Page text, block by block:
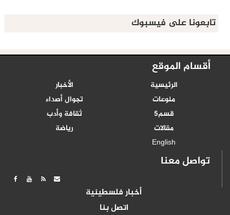
تابعونا على فيسبوك
أقسام الموقع
الرئيسية
الأخبار
منوعات
تجوال أصداء
قسم5
ثقافة وأدب
مقالات
رياضة
English
تواصل معنا
أخبار فلسطينية
اتصل بنا